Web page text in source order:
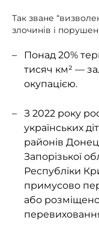
Так зване
злочинів і
Понад 20%
тисяч км² —
окупацією.
З 2022 року
українських
районів
Запорізької
Республіки
примусово
або розміщено